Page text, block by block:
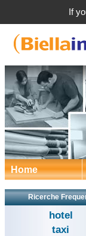
Home
Ricerche
hotel
taxi
If